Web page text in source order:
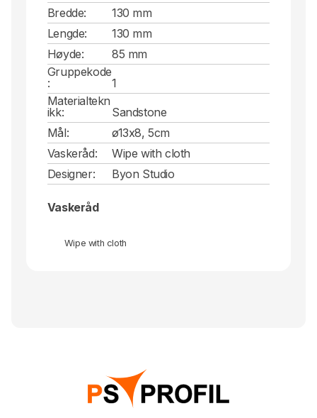
Bredde:
130 mm
Lengde:
130 mm
Høyde:
85 mm
Gruppekode
:
1
Materialtekn
ikk:
Sandstone
Mål:
ø13x8, 5cm
Vaskeråd:
Wipe with cloth
Designer:
Byon Studio
Vaskeråd
Wipe with cloth